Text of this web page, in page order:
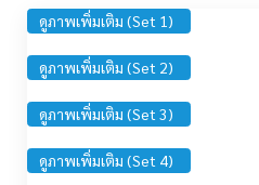
ดูภาพเพิ่มเติม (Set 1)
ดูภาพเพิ่มเติม (Set 2)
ดูภาพเพิ่มเติม (Set 3)
ดูภาพเพิ่มเติม (Set 4)